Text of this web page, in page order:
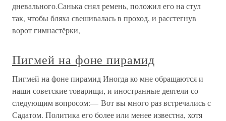
дневального.Санька снял ремень, положил его на стул
так, чтобы бляха свешивалась в проход, и расстегнув
ворот гимнастёрки,
Пигмей на фоне пирамид
Пигмей на фоне пирамид Иногда ко мне обращаются и
наши советские товарищи, и иностранные деятели со
следующим вопросом:— Вот вы много раз встречались с
Садатом. Политика его более или менее известна, хотя